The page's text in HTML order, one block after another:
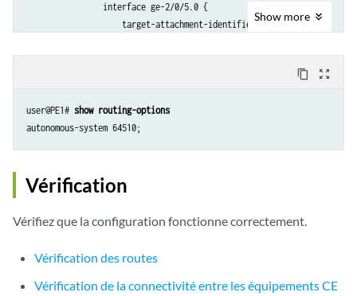
                interface ge-2/0/5.0 {
                    target-attachment-identifier 2;
Show more
content_copy zoom_out_map
user@PE1# show routing-options
Vérification
Vérifiez que la configuration fonctionne correctement.
Vérification des routes
Vérification de la connectivité entre les équipements CE